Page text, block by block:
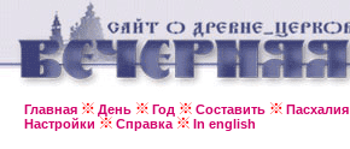
Главная День Год Составить Пасхалия
Настройки
Справка In english